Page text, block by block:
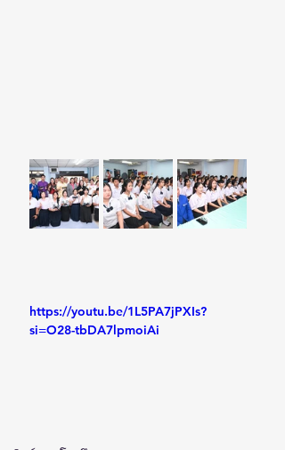
https://youtu.be/1L5PA7jPXIs?
si=O28-tbDA7lpmoiAi